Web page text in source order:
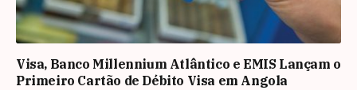
Visa, Banco Millennium Atlântico e EMIS Lançam o
Primeiro Cartão de Débito Visa em Angola